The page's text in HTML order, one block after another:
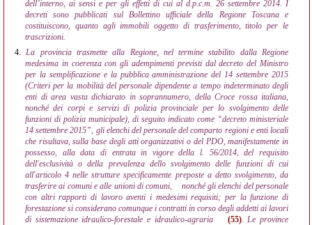
dell’interno, ai sensi e per gli effetti di cui al d.p.c.m. 26 settembre 2014. I
decreti sono pubblicati sul Bollettino ufficiale della Regione Toscana e
costituiscono, quanto agli immobili oggetto di trasferimento, titolo per le
trascrizioni.
4. La provincia trasmette alla Regione, nel termine stabilito dalla Regione
medesima in coerenza con gli adempimenti previsti dal decreto del Ministro
per la semplificazione e la pubblica amministrazione del 14 settembre 2015
(Criteri per la mobilità del personale dipendente a tempo indeterminato degli
enti di area vasta dichiarato in soprannumero, della Croce rossa italiana,
nonché dei corpi e servizi di polizia provinciale per lo svolgimento delle
funzioni di polizia municipale), di seguito indicato come “decreto ministeriale
14 settembre 2015”, gli elenchi del personale del comparto regioni e enti locali
che risultava, sulla base degli atti organizzativi o del PDO, manifestamente in
possesso, alla data di entrata in vigore della l. 56/2014, del requisito
dell'esclusività o della prevalenza dello svolgimento delle funzioni di cui
all'articolo 4 nelle strutture specificamente preposte a detto svolgimento, da
trasferire ai comuni e alle unioni di comuni,
nonché gli elenchi del personale
con altri rapporti di lavoro aventi i medesimi requisiti; per la funzione di
forestazione si considerano comunque i contratti in corso degli addetti ai lavori
di sistemazione idraulico-forestale e idraulico-agraria
(55). Le province